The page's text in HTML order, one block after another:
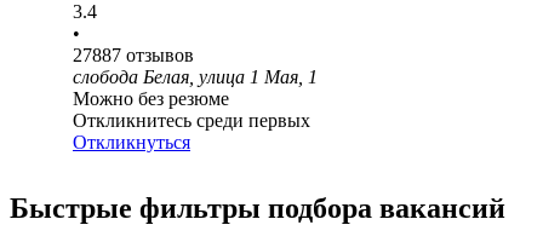
3.4
•
27887 отзывов
слобода Белая, улица 1 Мая, 1
Можно без резюме
Откликнитесь среди первых
Откликнуться
Быстрые фильтры подбора вакансий